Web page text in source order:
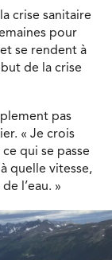
crise sanitaire
pour
se rendent à
de la crise
pas
« Je crois
qui se passe
quelle vitesse,
l’eau. »